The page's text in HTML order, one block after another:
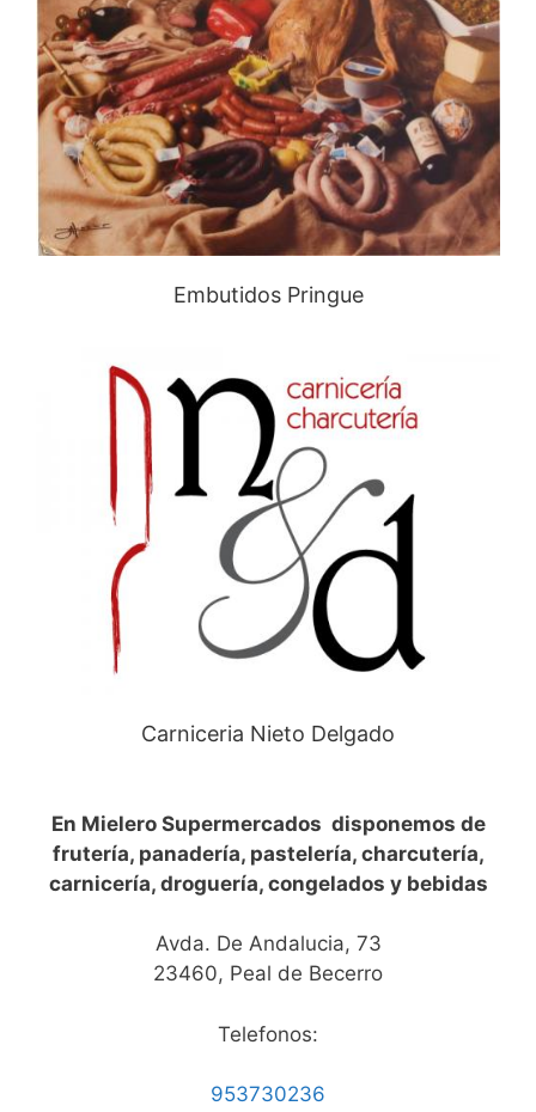
Embutidos Pringue
Carniceria Nieto Delgado
En Mielero Supermercados disponemos de
frutería, panadería, pastelería, charcutería,
carnicería, droguería, congelados y bebidas
Avda. De Andalucia, 73
23460, Peal de Becerro
Telefonos:
953730236